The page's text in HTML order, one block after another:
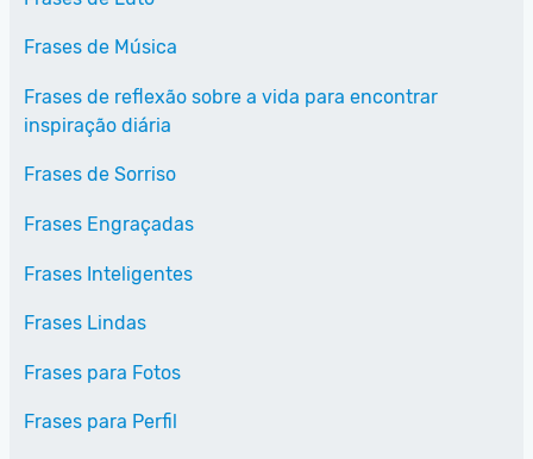
Frases de Música
Frases de reflexão sobre a vida para encontrar
inspiração diária
Frases de Sorriso
Frases Engraçadas
Frases Inteligentes
Frases Lindas
Frases para Fotos
Frases para Perfil